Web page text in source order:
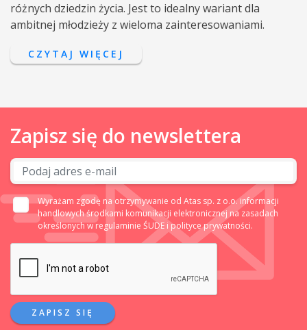
różnych dziedzin życia. Jest to idealny wariant dla
ambitnej młodzieży z wieloma zainteresowaniami.
CZYTAJ WIĘCEJ
Zapisz się do newslettera
Wyrażam zgodę na otrzymywanie od Atas sp. z o.o. informacji
handlowych środkami komunikacji elektronicznej na zasadach
określonych wregulaminie ŚUDE i polityce prywatności.
ZAPISZ SIĘ